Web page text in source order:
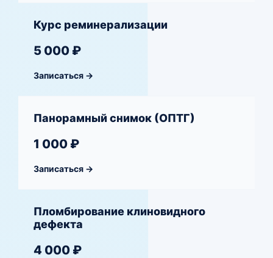
Курс реминерализации
5 000 ₽
Записаться →
Панорамный снимок (ОПТГ)
1 000 ₽
Записаться →
Пломбирование клиновидного
дефекта
4 000 ₽